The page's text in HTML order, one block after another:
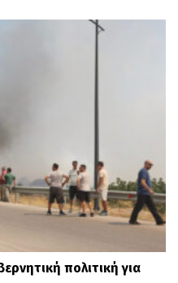
πολιτική για